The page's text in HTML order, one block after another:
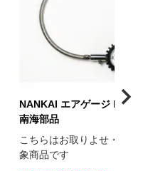
NANKAI エアゲージ NP-
南海部品
こちらはお取りよせ・予約対
象商品です